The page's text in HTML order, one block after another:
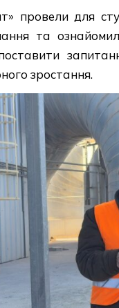
провели для
та
зростання.